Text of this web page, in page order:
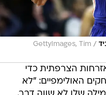
/
GettyImages, Tim
הצרפתית כדי
האולימפיים: "לא